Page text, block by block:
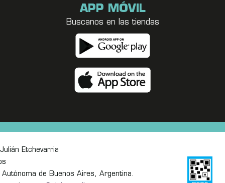
APP MÓVIL
Buscanos en las tiendas
Etchevarria
de Buenos Aires, Argentina.